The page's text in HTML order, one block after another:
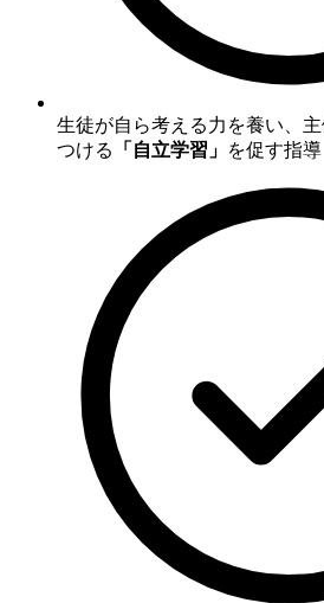
生徒が自ら考える力を養い、
つける
「自立学習」 を促す指導